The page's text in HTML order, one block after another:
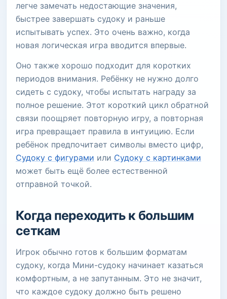
легче замечать недостающие значения,
быстрее завершать судоку и раньше
испытывать успех. Это очень важно, когда
новая логическая игра вводится впервые.
Оно также хорошо подходит для коротких
периодов внимания. Ребёнку не нужно долго
сидеть с судоку, чтобы испытать награду за
полное решение. Этот короткий цикл обратной
связи поощряет повторную игру, а повторная
игра превращает правила в интуицию. Если
ребёнок предпочитает символы вместо цифр,
Судоку с фигурами или Судоку с картинками
может быть ещё более естественной
отправной точкой.
Когда переходить к большим
сеткам
Игрок обычно готов к большим форматам
судоку, когда Мини-судоку начинает казаться
комфортным, а не запутанным. Это не значит,
что каждое судоку должно быть решено